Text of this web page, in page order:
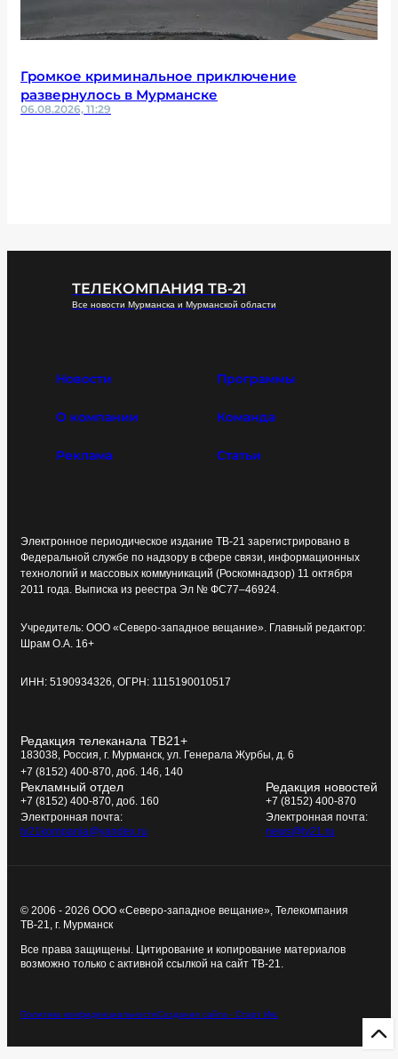
Громкое криминальное приключение
развернулось в Мурманске
06.08.2026, 11:29
ТЕЛЕКОМПАНИЯ ТВ-21
Все новости Мурманска и Мурманской области
Новости Программы
О компании Команда
Реклама Статьи
Электронное периодическое издание ТВ-21 зарегистрировано в
Федеральной службе по надзору в сфере связи, информационных
технологий и массовых коммуникаций (Роскомнадзор) 11 октября
2011 года. Выписка из реестра Эл № ФС77–46924.
Учредитель: ООО «Северо-западное вещание». Главный редактор:
Шрам О.А. 16+
ИНН: 5190934326, ОГРН: 1115190010517
Редакция телеканала ТВ21+
183038, Россия, г. Мурманск, ул. Генерала Журбы, д. 6
+7 (8152) 400-870, доб. 146, 140
Рекламный отдел
+7 (8152) 400-870, доб. 160
Электронная почта:
tv21kompania@yandex.ru
Редакция новостей
+7 (8152) 400-870
Электронная почта:
news@tv21.ru
© 2006 - 2026 ООО «Северо-западное вещание», Телекомпания
ТВ-21, г. Мурманск
Все права защищены. Цитирование и копирование материалов
возможно только с активной ссылкой на сайт ТВ-21.
Политика конфиденциальностиСоздание сайта - Старт Икс